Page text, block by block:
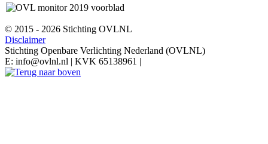
© 2015 - 2026 Stichting OVLNL
Disclaimer
Stichting Openbare Verlichting Nederland (OVLNL)
E: info@ovlnl.nl | KVK 65138961 |